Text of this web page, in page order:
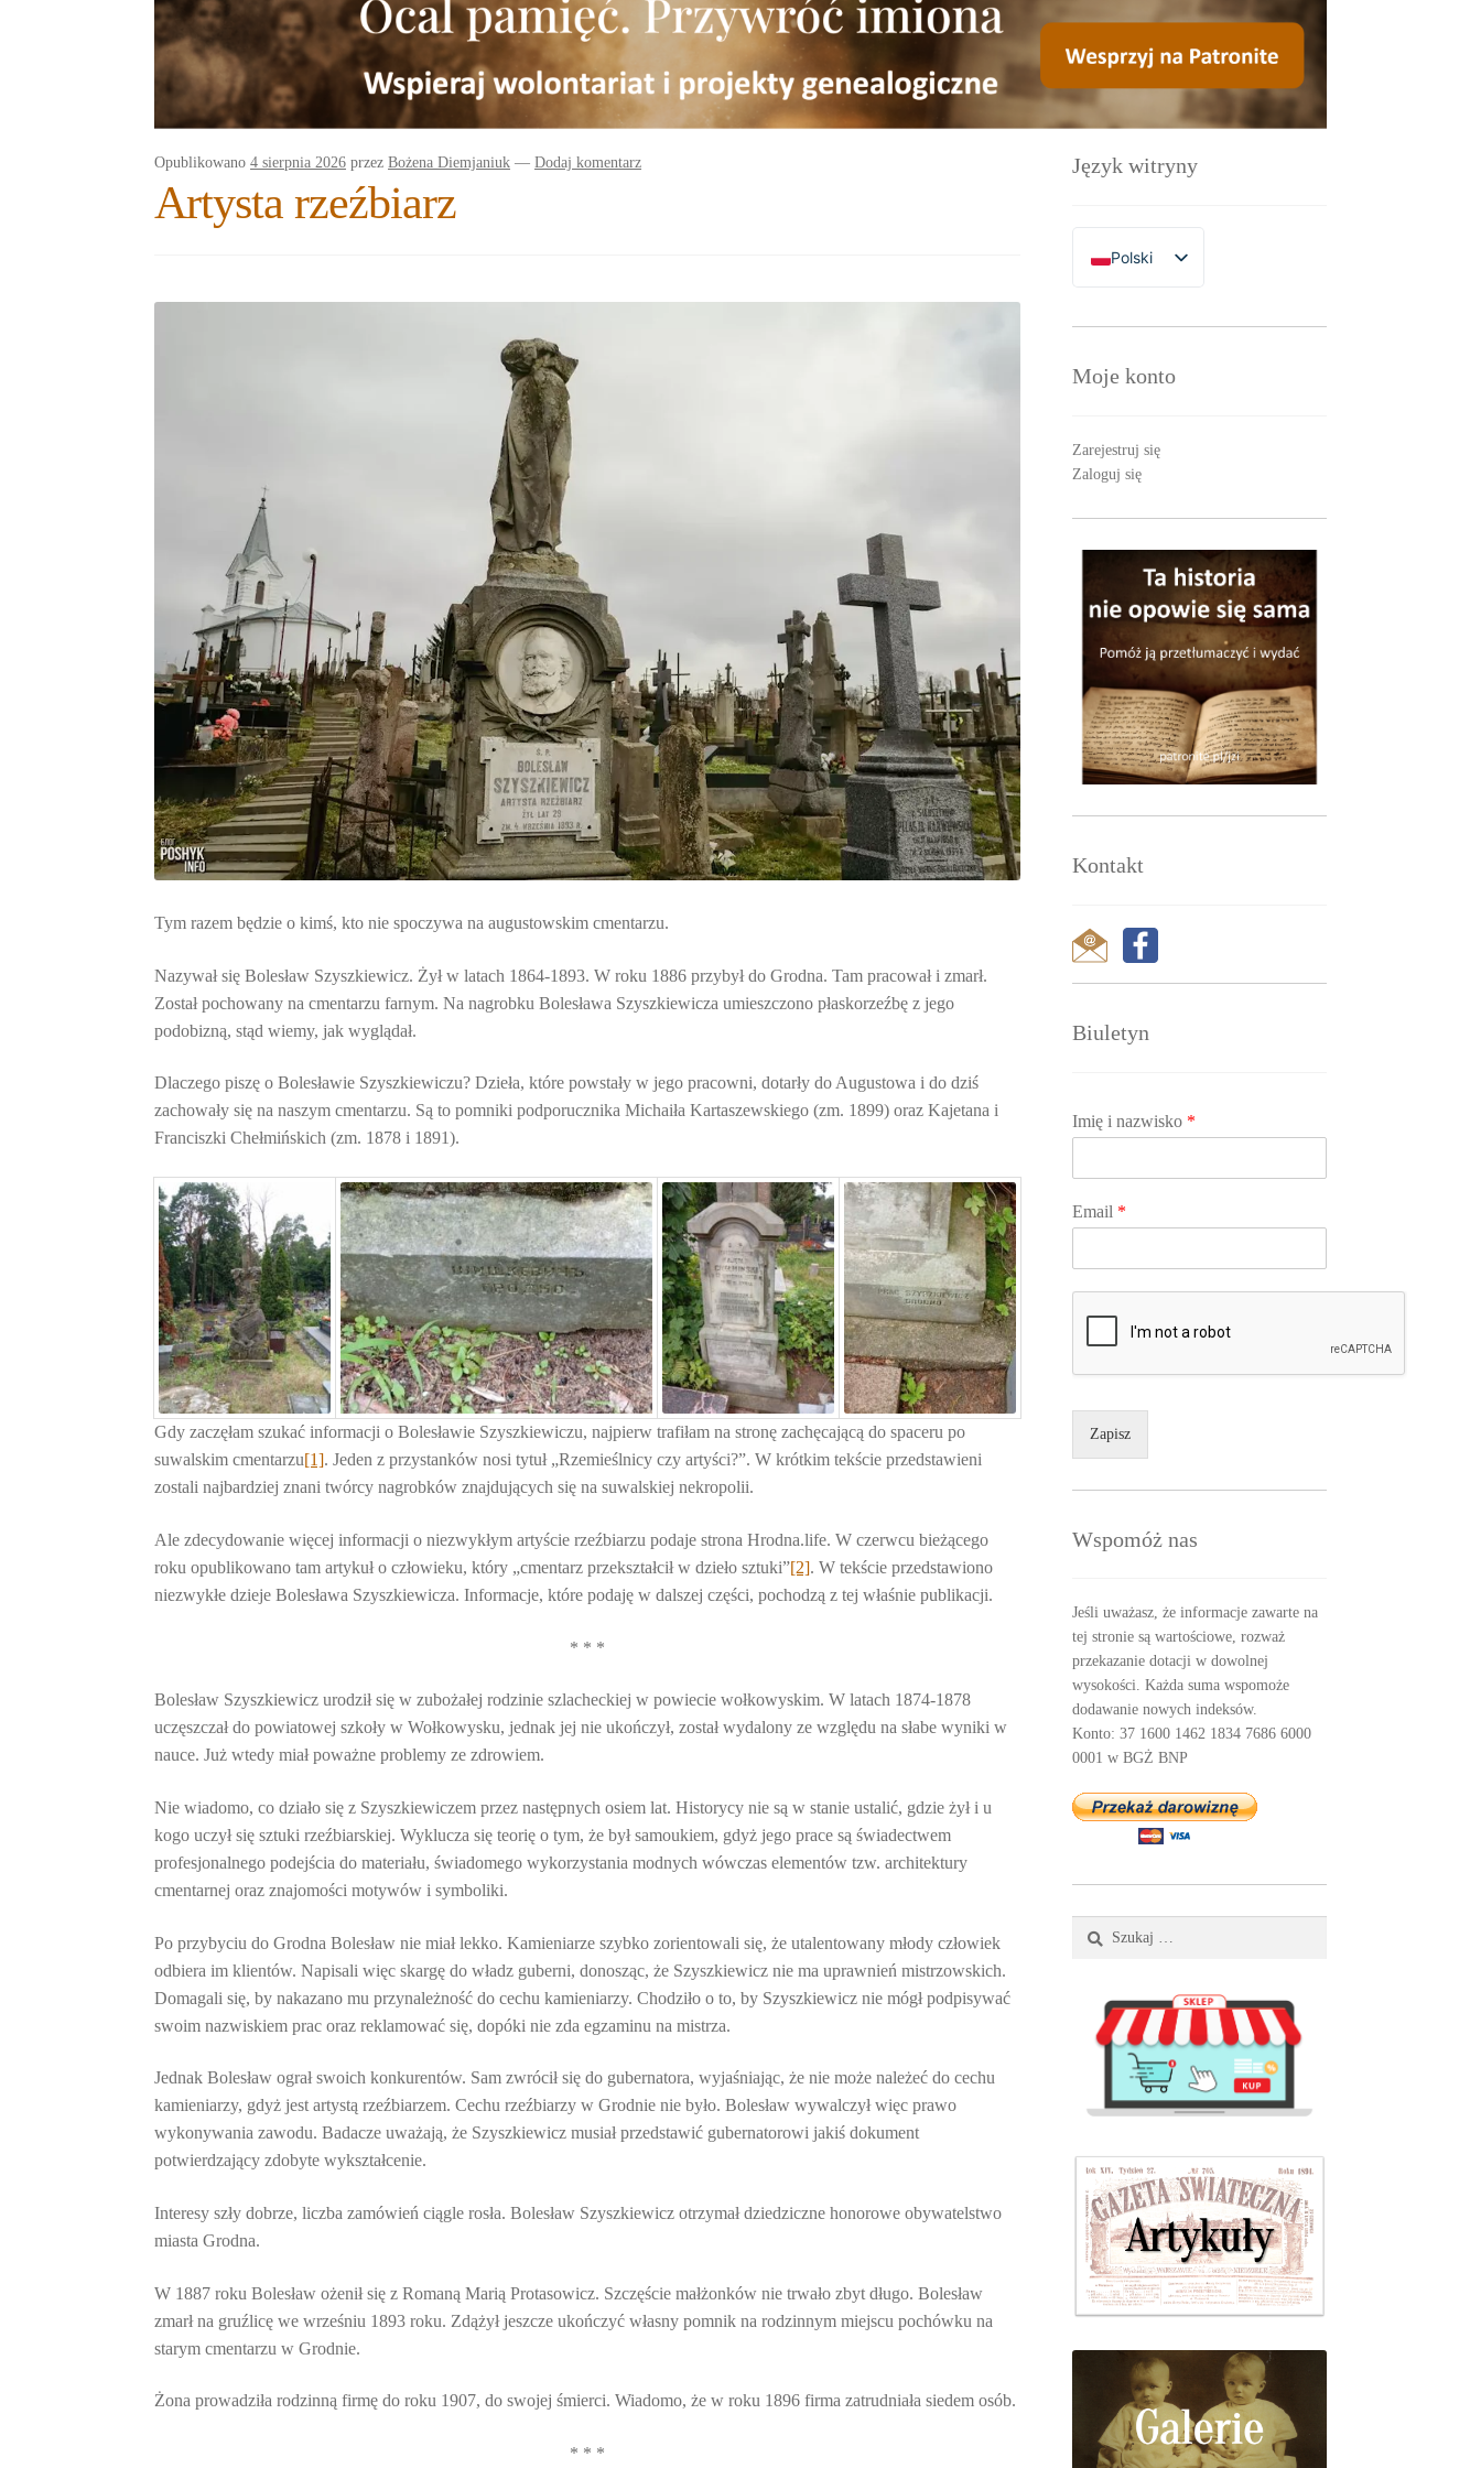
Opublikowano4 sierpnia 2026 przezBożena Diemjaniuk —Dodaj komentarz
Artysta rzeźbiarz
Tym razem będzie o kimś, kto nie spoczywa na augustowskim cmentarzu.
Nazywał się Bolesław Szyszkiewicz. Żył w latach 1864-1893. W roku 1886 przybył do Grodna. Tam pracował i zmarł.
Został pochowany na cmentarzu farnym. Na nagrobku Bolesława Szyszkiewicza umieszczono płaskorzeźbę z jego
podobizną, stąd wiemy, jak wyglądał.
Dlaczego piszę o Bolesławie Szyszkiewiczu? Dzieła, które powstały w jego pracowni, dotarły do Augustowa i do dziś
zachowały się na naszym cmentarzu. Są to pomniki podporucznika Michaiła Kartaszewskiego (zm. 1899) oraz Kajetana i
Franciszki Chełmińskich (zm. 1878 i 1891).
Gdy zaczęłam szukać informacji o Bolesławie Szyszkiewiczu, najpierw trafiłam na stronę zachęcającą do spaceru po
suwalskim cmentarzu[1]. Jeden z przystanków nosi tytuł „Rzemieślnicy czy artyści?”. W krótkim tekście przedstawieni
zostali najbardziej znani twórcy nagrobków znajdujących się na suwalskiej nekropolii.
Ale zdecydowanie więcej informacji o niezwykłym artyście rzeźbiarzu podaje strona Hrodna.life. W czerwcu bieżącego
roku opublikowano tam artykuł o człowieku, który „cmentarz przekształcił w dzieło sztuki”[2]. W tekście przedstawiono
niezwykłe dzieje Bolesława Szyszkiewicza. Informacje, które podaję w dalszej części, pochodzą z tej właśnie publikacji.
* * *
Bolesław Szyszkiewicz urodził się w zubożałej rodzinie szlacheckiej w powiecie wołkowyskim. W latach 1874-1878
uczęszczał do powiatowej szkoły w Wołkowysku, jednak jej nie ukończył, został wydalony ze względu na słabe wyniki w
nauce. Już wtedy miał poważne problemy ze zdrowiem.
Nie wiadomo, co działo się z Szyszkiewiczem przez następnych osiem lat. Historycy nie są w stanie ustalić, gdzie żył i u
kogo uczył się sztuki rzeźbiarskiej. Wyklucza się teorię o tym, że był samoukiem, gdyż jego prace są świadectwem
profesjonalnego podejścia do materiału, świadomego wykorzystania modnych wówczas elementów tzw. architektury
cmentarnej oraz znajomości motywów i symboliki.
Po przybyciu do Grodna Bolesław nie miał lekko. Kamieniarze szybko zorientowali się, że utalentowany młody człowiek
odbiera im klientów. Napisali więc skargę do władz guberni, donosząc, że Szyszkiewicz nie ma uprawnień mistrzowskich.
Domagali się, by nakazano mu przynależność do cechu kamieniarzy. Chodziło o to, by Szyszkiewicz nie mógł podpisywać
swoim nazwiskiem prac oraz reklamować się, dopóki nie zda egzaminu na mistrza.
Jednak Bolesław ograł swoich konkurentów. Sam zwrócił się do gubernatora, wyjaśniając, że nie może należeć do cechu
kamieniarzy, gdyż jest artystą rzeźbiarzem. Cechu rzeźbiarzy w Grodnie nie było. Bolesław wywalczył więc prawo
wykonywania zawodu. Badacze uważają, że Szyszkiewicz musiał przedstawić gubernatorowi jakiś dokument
potwierdzający zdobyte wykształcenie.
Interesy szły dobrze, liczba zamówień ciągle rosła. Bolesław Szyszkiewicz otrzymał dziedziczne honorowe obywatelstwo
miasta Grodna.
W 1887 roku Bolesław ożenił się z Romaną Marią Protasowicz. Szczęście małżonków nie trwało zbyt długo. Bolesław
zmarł na gruźlicę we wrześniu 1893 roku. Zdążył jeszcze ukończyć własny pomnik na rodzinnym miejscu pochówku na
starym cmentarzu w Grodnie.
Żona prowadziła rodzinną firmę do roku 1907, do swojej śmierci. Wiadomo, że w roku 1896 firma zatrudniała siedem osób.
* * *
Język witryny
Polski
English
Moje konto
Zarejestruj się
Zaloguj się
Kontakt
Biuletyn
Imię i nazwisko *
Email *
Zapisz
Wspomóż nas
Jeśli uważasz, że informacje zawarte na
tej stronie są wartościowe, rozważ
przekazanie dotacji w dowolnej
wysokości. Każda suma wspomoże
dodawanie nowych indeksów.
Konto: 37 1600 1462 1834 7686 6000
0001 w BGŻ BNP